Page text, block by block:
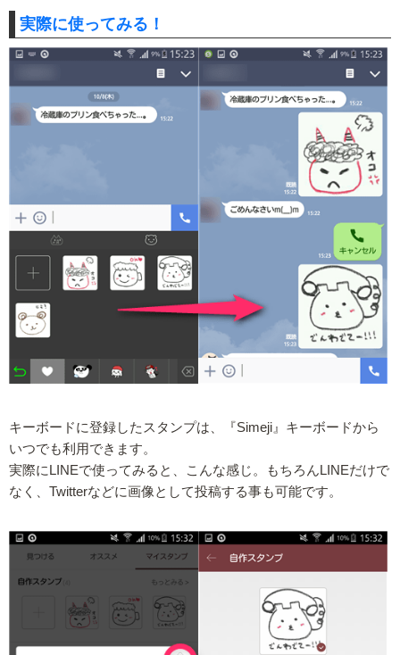
実際に使ってみる！
キーボードに登録したスタンプは、『Simeji』キーボードから
いつでも利用できます。
実際にLINEで使ってみると、こんな感じ。もちろんLINEだけで
なく、Twitterなどに画像として投稿する事も可能です。